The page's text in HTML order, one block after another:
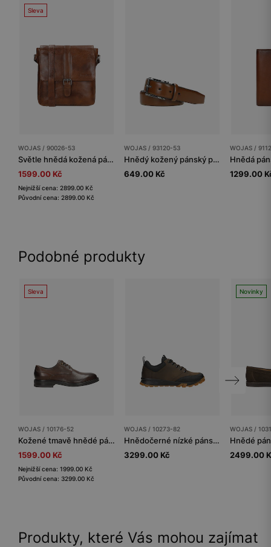
Sleva
WOJAS / 90026-53
Světle hnědá kožená pánská taška přes rameno
1599.00 Kč
Nejnižší cena: 2899.00 Kč
Původní cena: 2899.00 Kč
WOJAS / 93120-53
Hnědý kožený pánský pásek s otevřenou sponou
649.00 Kč
WOJAS /
1299.00
Podobné produkty
Sleva
WOJAS / 10176-52
Kožené tmavě hnědé pánské elegantní boty
1599.00 Kč
Nejnižší cena: 1999.00 Kč
Původní cena: 3299.00 Kč
WOJAS / 10273-82
Hnědočerné nízké pánské trekkingové boty
3299.00 Kč
Novinky
WOJAS /
2499.00
Produkty, které Vás mohou zajímat